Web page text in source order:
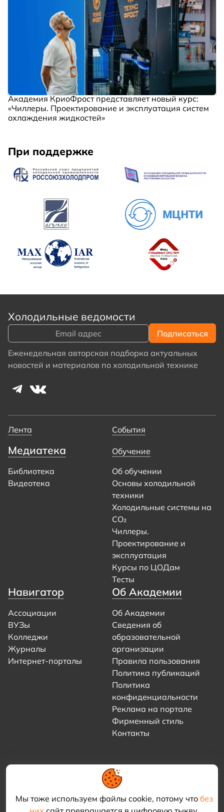
Академия КриоФрост представляет новый курс:
«Чиллеры. Проектирование и эксплуатация систем
охлаждения жидкостей»
Мы тоже используем файлы cookie, потому что без
При поддержке
Холодильные ведомости
Еженедельная авторская подборка актуальных
новостей и материалов по холодильной технике
Лента События
Медиатека
Библиотека
Видеотека
Обучение
Об обучении
Основы холодильной
техники
Холодильные системы на
CO₂
Чиллеры.
Проектирование и
эксплуатация
Курсы по ЦОДам
Тесты
Навигатор
Ассоциации
ВУЗы
Колледжи
Журналы
Интернет-порталы
Об Академии
Об Академии
Сведения об
образовательной
организации
Правила пользования
Политика публикаций
Политика
конфиденциальности
Реклама на портале
Фирменный стиль
Контакты